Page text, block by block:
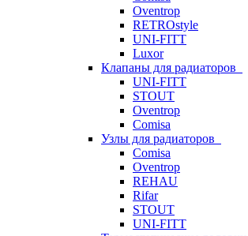
Oventrop
RETROstyle
UNI-FITT
Luxor
Клапаны для радиаторов
UNI-FITT
STOUT
Oventrop
Comisa
Узлы для радиаторов
Comisa
Oventrop
REHAU
Rifar
STOUT
UNI-FITT